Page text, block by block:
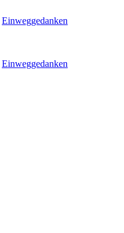
Einweggedanken
Einweggedanken